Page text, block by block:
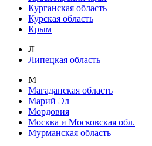
Курганская область
Курская область
Крым
Л
Липецкая область
М
Магаданская область
Марий Эл
Мордовия
Москва и Московская обл.
Мурманская область